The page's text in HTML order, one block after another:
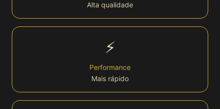
VIP
Lottery
🏆 Plataforma
Plataforma
Alta qualidade
⚡
Performance
Mais rápido